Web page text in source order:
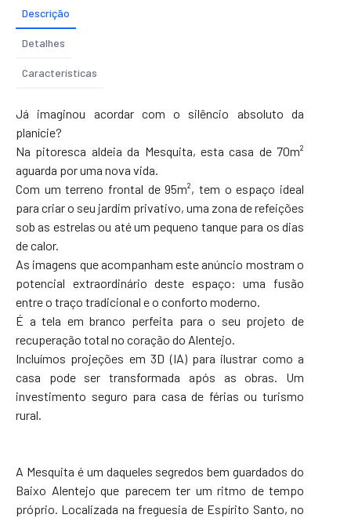
Descrição
Detalhes
Características
Já imaginou acordar com o silêncio absoluto da
planície?
Na pitoresca aldeia da Mesquita, esta casa de 70m²
aguarda por uma nova vida.
Com um terreno frontal de 95m², tem o espaço ideal
para criar o seu jardim privativo, uma zona de refeições
sob as estrelas ou até um pequeno tanque para os dias
de calor.
As imagens que acompanham este anúncio mostram o
potencial extraordinário deste espaço: uma fusão
entre o traço tradicional e o conforto moderno.
É a tela em branco perfeita para o seu projeto de
recuperação total no coração do Alentejo.
Incluímos projeções em 3D (IA) para ilustrar como a
casa pode ser transformada após as obras. Um
investimento seguro para casa de férias ou turismo
rural.
A Mesquita é um daqueles segredos bem guardados do
Baixo Alentejo que parecem ter um ritmo de tempo
próprio. Localizada na freguesia de Espírito Santo, no